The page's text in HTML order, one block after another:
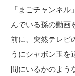
「まごチャンネ
んでいる孫の動画
前に、突然テレビ
うにシャボン玉を
間にいるかのよう